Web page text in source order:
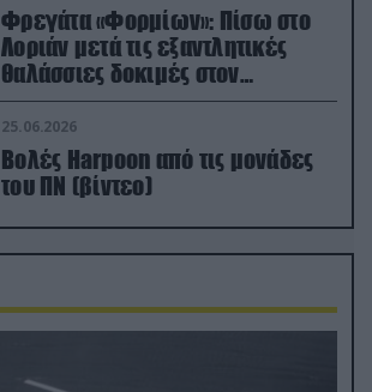
Φρεγάτα «Φορμίων»: Πίσω στο
Λοριάν μετά τις εξαντλητικές
θαλάσσιες δοκιμές στον
απαιτητικό Βισκαϊκό
25.06.2026
Βολές Harpoon από τις μονάδες
του ΠΝ (βίντεο)